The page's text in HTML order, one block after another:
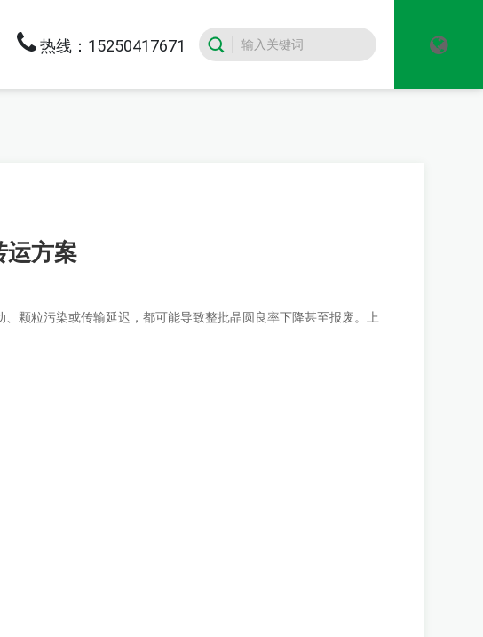
热线：15250417671
运方案
颗粒污染或传输延迟，都可能导致整批晶圆良率下降甚至报废。上